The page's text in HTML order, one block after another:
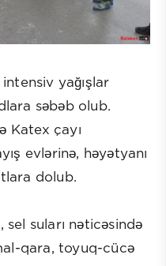
yağışlar
səbəb olub.
Katex çayı
evlərinə, həyətyanı
dolub.
suları nəticəsində
qara, toyuq-cücə